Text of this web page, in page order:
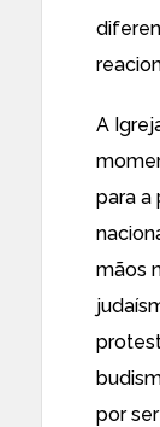
A
para a
mãos
por